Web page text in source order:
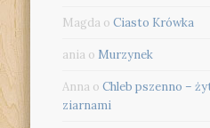
Magda oCiasto Krówka
ania o Murzynek
Anna oChleb pszenno –
ziarnami